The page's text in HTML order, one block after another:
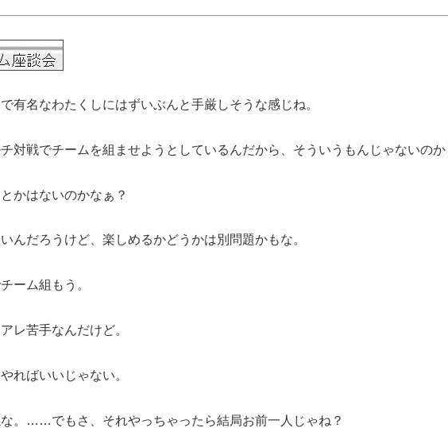
有名なわたくしにはずいぶんと手厳しそうな感じね。
チ対戦でチームを組ませようとしているんだから、そういうもんじゃないのか
かはないのかなぁ？
んだろうけど、楽しめるかどうかは別問題かもな。
ーム組もう。
レ苦手なんだけど。
ればいいじゃない。
な。……でもさ、それやっちゃったら結局お前一人じゃね？